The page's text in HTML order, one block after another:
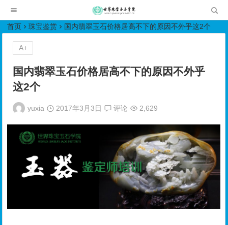
首页 珠宝鉴赏 国内翡翠玉石价格居高不下的原因不外乎这2个
国内翡翠玉石价格居高不下的原因不外乎
这2个
yuxia 2017年3月3日 评论 2,629
A+